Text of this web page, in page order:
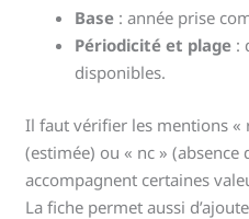
Base : année prise
Périodicité et plage :
disponibles.
Il faut vérifier les mentions «
(estimée) ou « nc » (absence
accompagnent certaines
La fiche permet aussi